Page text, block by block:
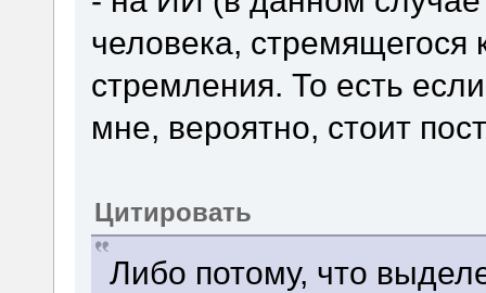
человека, стремящегося
стремления. То есть
мне, вероятно, стоит
Цитировать
Либо потому, что